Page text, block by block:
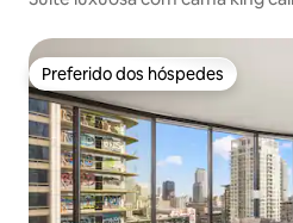
Preferido dos hóspedes
Preferido dos hóspedes